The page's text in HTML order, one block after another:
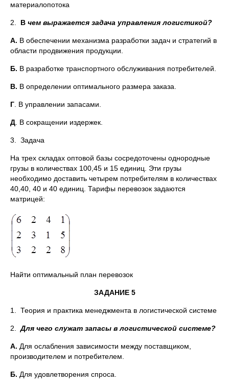
материалопотока
2. В чем выражается задача управления логистикой?
А. В обеспечении механизма разработки задач и стратегий в
области продвижения продукции.
Б. В разработке транспортного обслуживания потребителей.
В. В определении оптимального размера заказа.
Г . В управлении запасами.
Д . В сокращении издержек.
3. Задача
На трех складах оптовой базы сосредоточены однородные
грузы в количествах 100,45 и 15 единиц. Эти грузы
необходимо доставить четырем потребителям в количествах
40,40, 40 и 40 единиц. Тарифы перевозок задаются
матрицей:
Найти оптимальный план перевозок
ЗАДАНИЕ 5
1. Теория и практика менеджмента в логистической системе
2.Для чего служат запасы в логистической системе?
А. Для ослабления зависимости между поставщиком,
производителем и потребителем.
Б. Для удовлетворения спроса.